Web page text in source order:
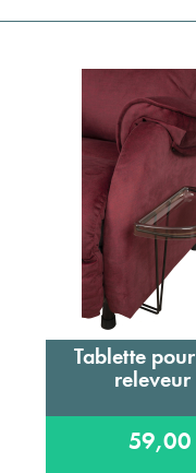
Ajouter
Tablette
59,00